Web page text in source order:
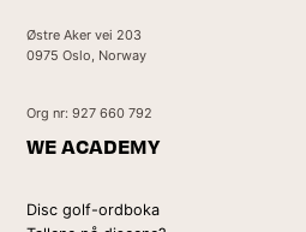
Østre Aker vei 203
0975 Oslo, Norway
Org nr: 927 660 792
WE ACADEMY
Disc golf-ordboka